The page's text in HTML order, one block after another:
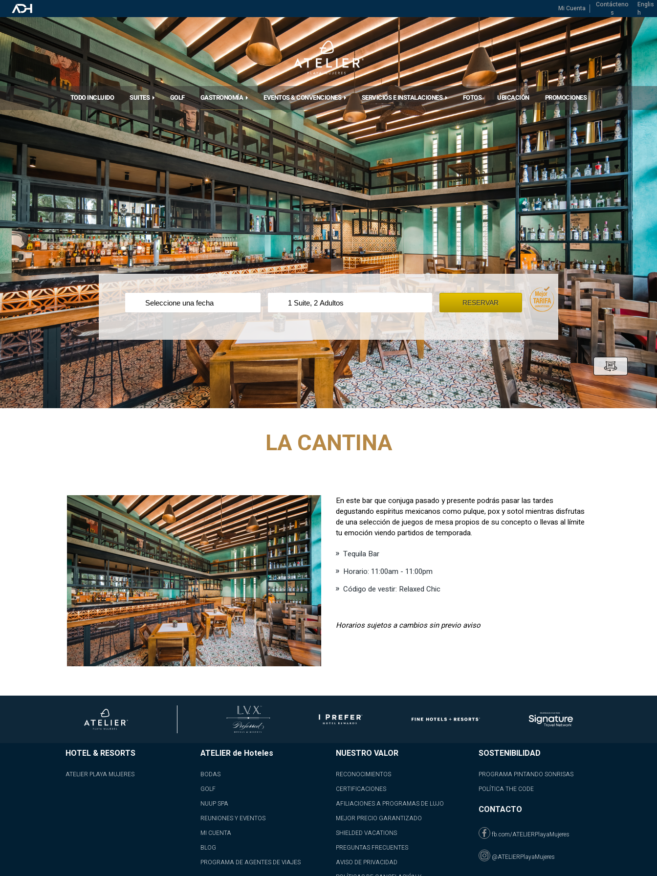
Mi Cuenta
Contácteno
s
Englis
h
TODO INCLUIDO SUITES GOLF GASTRONOMÍA EVENTOS & CONVENCIONES SERVICIOS E INSTALACIONES FOTOS UBICACIÓN PROMOCIONES
RESERVAR
LA CANTINA
En este bar que conjuga pasado y presente podrás pasar las tardes
degustando espíritus mexicanos como pulque, pox y sotol mientras disfrutas
de una selección de juegos de mesa propios de su concepto o llevas al límite
tu emoción viendo partidos de temporada.
Tequila Bar
Horario: 11:00am - 11:00pm
Código de vestir: Relaxed Chic
Horarios sujetos a cambios sin previo aviso
HOTEL & RESORTS
ATELIER PLAYA MUJERES
ATELIER de Hoteles
BODAS
GOLF
NUUP SPA
REUNIONES Y EVENTOS
MI CUENTA
BLOG
PROGRAMA DE AGENTES DE VIAJES
NUESTRO VALOR
RECONOCIMIENTOS
CERTIFICACIONES
AFILIACIONES A PROGRAMAS DE LUJO
MEJOR PRECIO GARANTIZADO
SHIELDED VACATIONS
PREGUNTAS FRECUENTES
AVISO DE PRIVACIDAD
SOSTENIBILIDAD
PROGRAMA PINTANDO SONRISAS
POLÍTICA THE CODE
CONTACTO
fb.com/ATELIERPlayaMujeres
@ATELIERPlayaMujeres